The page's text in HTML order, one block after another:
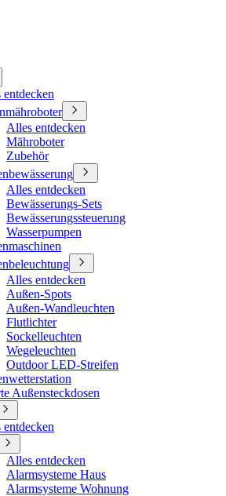
entdecken
Alles entdecken
Mähroboter
Zubehör
Alles entdecken
Bewässerungs-Sets
Bewässerungssteuerung
Wasserpumpen
Alles entdecken
Außen-Spots
Außen-Wandleuchten
Flutlichter
Sockelleuchten
Wegeleuchten
Outdoor LED-Streifen
Außensteckdosen
entdecken
Alles entdecken
Alarmsysteme Haus
Alarmsysteme Wohnung